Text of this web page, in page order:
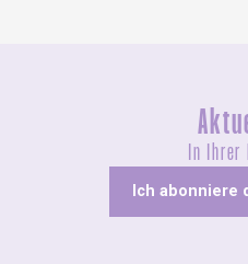
In Ihrer
Ich abonniere